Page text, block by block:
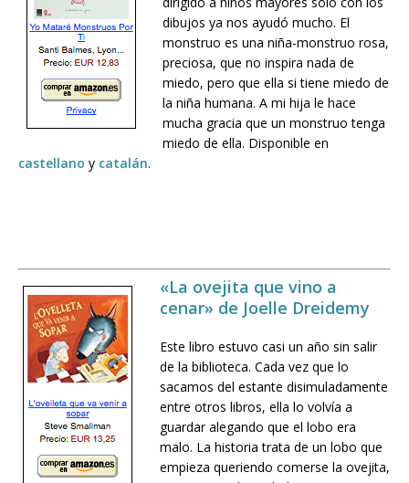
dibujos ya nos ayudó mucho. El
monstruo es una niña-monstruo rosa,
preciosa, que no inspira nada de
miedo, pero que ella si tiene miedo de
la niña humana. A mi hija le hace
mucha gracia que un monstruo tenga
miedo de ella. Disponible en
castellano y catalán.
«La ovejita que vino a
cenar» de Joelle Dreidemy
Este libro estuvo casi un año sin salir
de la biblioteca. Cada vez que lo
sacamos del estante disimuladamente
entre otros libros, ella lo volvía a
guardar alegando que el lobo era
malo. La historia trata de un lobo que
empieza queriendo comerse la ovejita,